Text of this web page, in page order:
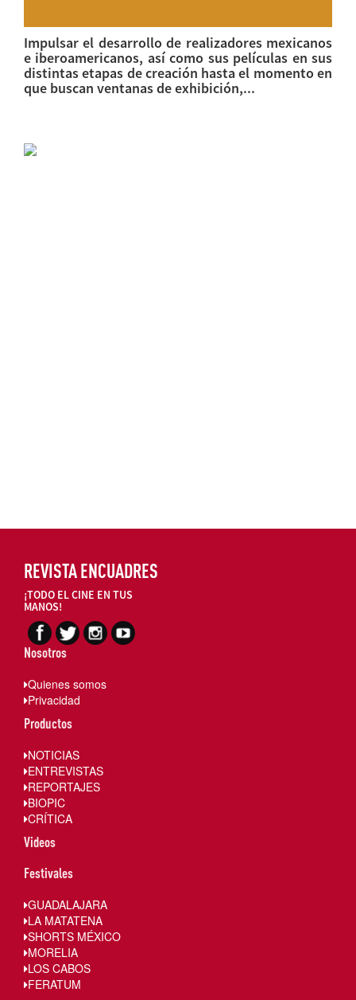
Impulsar el desarrollo de realizadores mexicanos
e iberoamericanos, así como sus películas en sus
distintas etapas de creación hasta el momento en
que buscan ventanas de exhibición,...
REVISTA ENCUADRES
¡TODO EL CINE EN TUS
MANOS!
Nosotros
Quienes somos
Privacidad
Productos
NOTICIAS
ENTREVISTAS
REPORTAJES
BIOPIC
CRÍTICA
Videos
Festivales
GUADALAJARA
LA MATATENA
SHORTS MÉXICO
MORELIA
LOS CABOS
FERATUM